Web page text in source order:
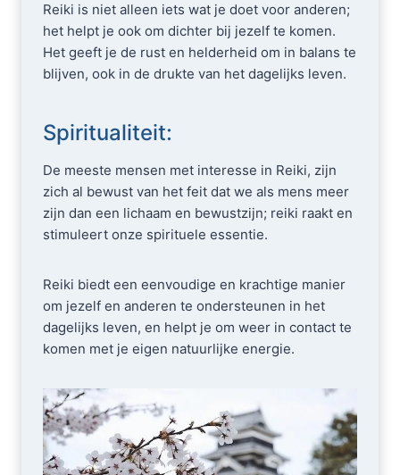
Reiki is niet alleen iets wat je doet voor anderen;
het helpt je ook om dichter bij jezelf te komen.
Het geeft je de rust en helderheid om in balans te
blijven, ook in de drukte van het dagelijks leven.
Spiritualiteit:
De meeste mensen met interesse in Reiki, zijn
zich al bewust van het feit dat we als mens meer
zijn dan een lichaam en bewustzijn; reiki raakt en
stimuleert onze spirituele essentie.
Reiki biedt een eenvoudige en krachtige manier
om jezelf en anderen te ondersteunen in het
dagelijks leven, en helpt je om weer in contact te
komen met je eigen natuurlijke energie.